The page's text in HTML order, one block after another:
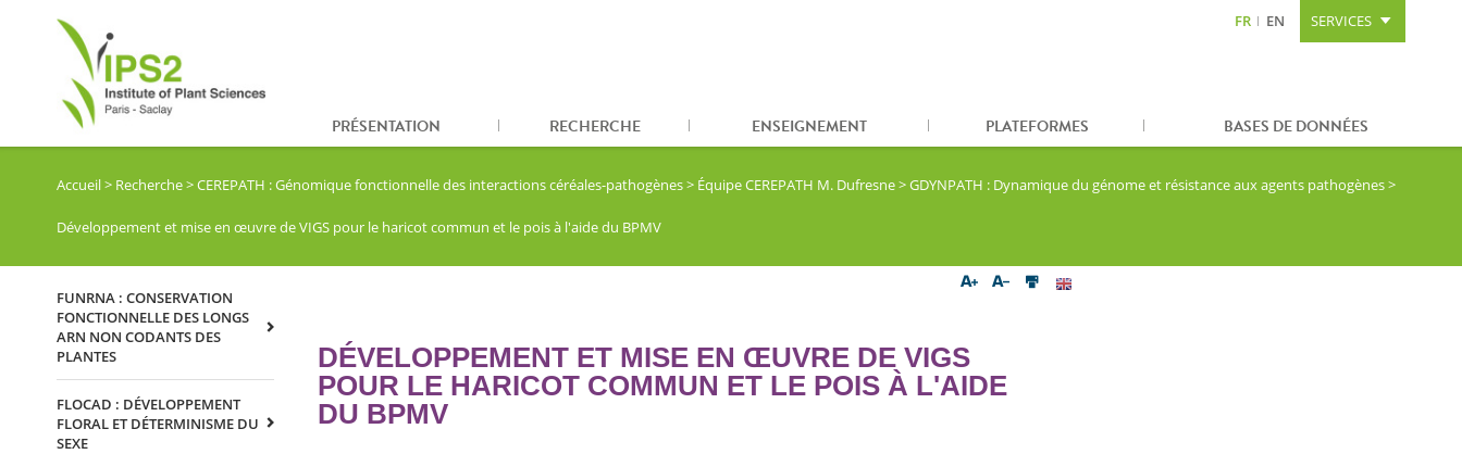
Aller à la recherche Plan du site
FR EN SERVICES
PRÉSENTATION RECHERCHE ENSEIGNEMENT PLATEFORMES BASES DE DONNÉES
Accueil> Recherche>CEREPATH : Génomique fonctionnelle des interactions céréales-pathogènes> Équipe CEREPATH M. Dufresne>GDYNPATH : Dynamique du génome et résistance aux agents pathogènes>
Développement et mise en œuvre de VIGS pour le haricot commun et le pois à l'aide du BPMV
DÉVELOPPEMENT ET MISE EN ŒUVRE DE VIGS
POUR LE HARICOT COMMUN ET LE POIS À L'AIDE
DU BPMV
FUNRNA : CONSERVATION
FONCTIONNELLE DES LONGS
ARN NON CODANTS DES
PLANTES
FLOCAD : DÉVELOPPEMENT
FLORAL ET DÉTERMINISME DU
SEXE